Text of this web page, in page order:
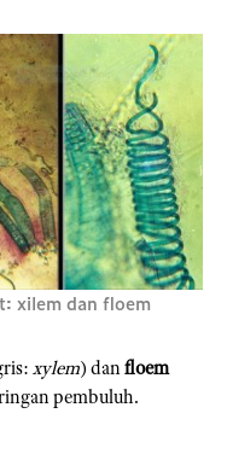
xilem dan floem
xylem) danfloem
pembuluh.